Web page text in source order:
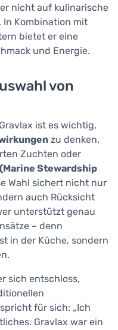
nicht auf kulinarische
In Kombination mit
bietet er eine
und Energie.
von
ist es wichtig,
zu denken.
Zuchten oder
(Marine Stewardship
Wahl sichert nicht nur
auch Rücksicht
unterstützt genau
– denn
in der Küche, sondern
sich entschloss,
für sich: „Ich
Gravlax war ein